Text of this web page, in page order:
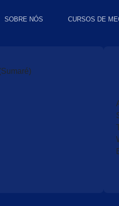
SOBRE NÓS CURSOS DE